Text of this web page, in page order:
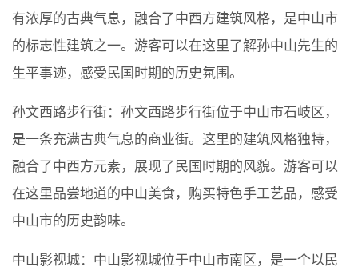
有浓厚的古典气息，融合了中西方建筑风格，是中山市
的标志性建筑之一。游客可以在这里了解孙中山先生的
生平事迹，感受民国时期的历史氛围。
孙文西路步行街：孙文西路步行街位于中山市石岐区，
是一条充满古典气息的商业街。这里的建筑风格独特，
融合了中西方元素，展现了民国时期的风貌。游客可以
在这里品尝地道的中山美食，购买特色手工艺品，感受
中山市的历史韵味。
中山影视城：中山影视城位于中山市南区，是一个以民